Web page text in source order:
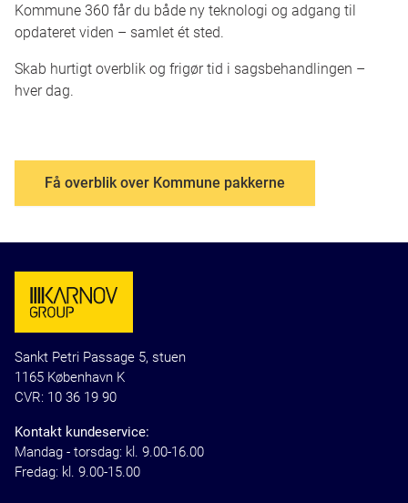
Kommune 360 får du både ny teknologi og adgang til
opdateret viden – samlet ét sted.
Skab hurtigt overblik og frigør tid i sagsbehandlingen –
hver dag.
Få overblik over Kommune pakkerne
Sankt Petri Passage 5, stuen
1165 København K
CVR: 10 36 19 90
Kontakt kundeservice:
Mandag - torsdag: kl. 9.00-16.00
Fredag: kl. 9.00-15.00